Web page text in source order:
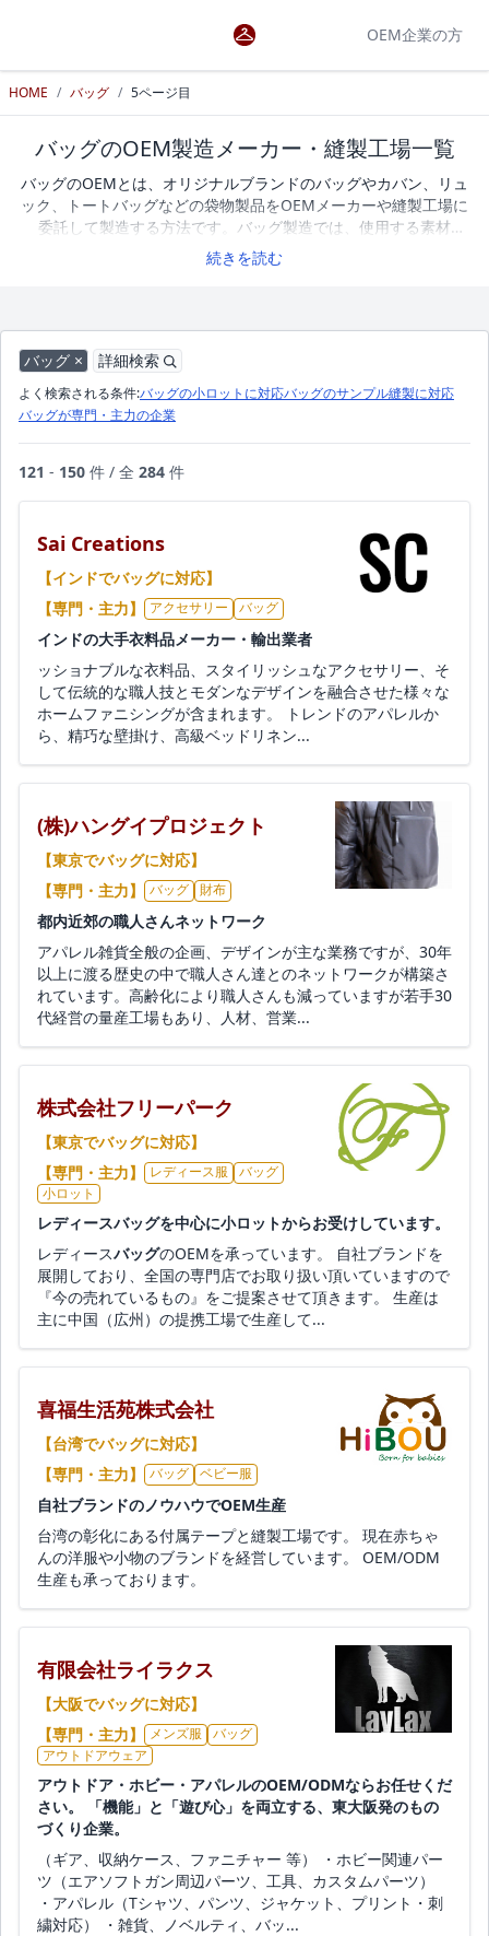
OEM企業の方
HOME / バッグ / 5ページ目
バッグのOEM製造メーカー・縫製工場一覧
バッグのOEMとは、オリジナルブランドのバッグやカバン、リュ
ック、トートバッグなどの袋物製品をOEMメーカーや縫製工場に
委託して製造する方法です。バッグ製造では、使用する素材
・ナイロンなど）やサイズ設計、ポケットやファス
ナーなどの仕様によって、機能性や仕上がりが大きく変わりま
がらOEMメーカーや縫製工場を選ぶことが重要です。アパレル
OEM検索では、バッグ・カバン・リュックなどの製造に対応する
OEMメーカーや縫製工場を掲載しています。企業一覧を比較しな
がら、条件に合ったOEMパートナーを探すことができます。現
在、バッグのOEM製造に対応するメーカー・縫製工場を284社掲
載しています。
続きを読む
バッグ × 詳細検索
よく検索される条件:バッグの小ロットに対応バッグのサンプル縫製に対応
バッグが専門・主力の企業
121 - 150 件 / 全 284 件
Sai Creations
【インドでバッグに対応】
【専門・主力】
アクセサリー バッグ
インドの大手衣料品メーカー・輸出業者
ッショナブルな衣料品、スタイリッシュなアクセサリー、そ
して伝統的な職人技とモダンなデザインを融合させた様々な
ホームファニシングが含まれます。 トレンドのアパレルか
ら、精巧な壁掛け、高級ベッドリネン...
(株)ハングイプロジェクト
【東京でバッグに対応】
【専門・主力】
バッグ 財布
都内近郊の職人さんネットワーク
アパレル雑貨全般の企画、デザインが主な業務ですが、30年
以上に渡る歴史の中で職人さん達とのネットワークが構築さ
れています。高齢化により職人さんも減っていますが若手30
代経営の量産工場もあり、人材、営業...
株式会社フリーパーク
【東京でバッグに対応】
【専門・主力】
レディース服
バッグ
小ロット
レディースバッグを中心に小ロットからお受けしています。
レディースバッグのOEMを承っています。 自社ブランドを
展開しており、全国の専門店でお取り扱い頂いていますので
『今の売れているもの』をご提案させて頂きます。 生産は
主に中国（広州）の提携工場で生産して...
喜福生活苑株式会社
【台湾でバッグに対応】
【専門・主力】
バッグ ベビー服
自社ブランドのノウハウでOEM生産
台湾の彰化にある付属テープと縫製工場です。 現在赤ちゃ
んの洋服や小物のブランドを経営しています。 OEM/ODM
生産も承っております。
有限会社ライラクス
【大阪でバッグに対応】
【専門・主力】
メンズ服
バッグ
アウトドアウェア
アウトドア・ホビー・アパレルのOEM/ODMならお任せくだ
さい。 「機能」と「遊び心」を両立する、東大阪発のもの
づくり企業。
（ギア、収納ケース、ファニチャー 等） ・ホビー関連パー
ツ（エアソフトガン周辺パーツ、工具、カスタムパーツ）
・アパレル（Tシャツ、パンツ、ジャケット、プリント・刺
繍対応） ・雑貨、ノベルティ、バッ...